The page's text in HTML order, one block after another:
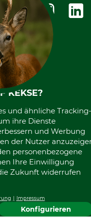
Widerrufsformular
Kostenloser Rückversand
Nachhaltigkeit
Entsorgung und Umwelt
Datenschutz Print
Vorkasse
Ladengeschäft
Motorgeräteshop
Über uns
Community
International
Kooperationen
Alle Preise in
KEKSE?
und ähnliche Tracking-
ihre Dienste
und Werbung
der Nutzer
personenbezogene
Ihre Einwilligung
Zukunft widerrufen
Impressum
Konfigurieren